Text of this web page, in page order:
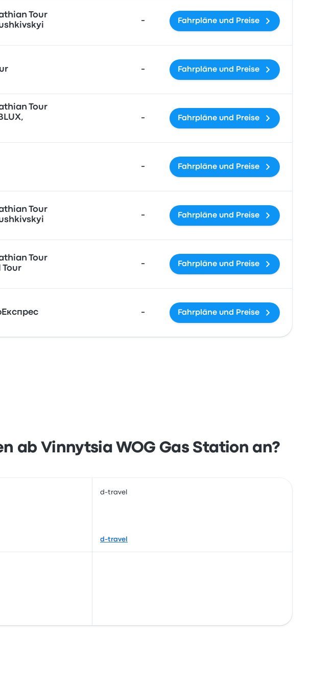
Tour
- Fahrpläne und Preise
- Fahrpläne und Preise
Tour
- Fahrpläne und Preise
- Fahrpläne und Preise
Tour
- Fahrpläne und Preise
Tour
Tour
- Fahrpläne und Preise
- Fahrpläne und Preise
ab Vinnytsia WOG Gas Station an?
d-travel
d-travel